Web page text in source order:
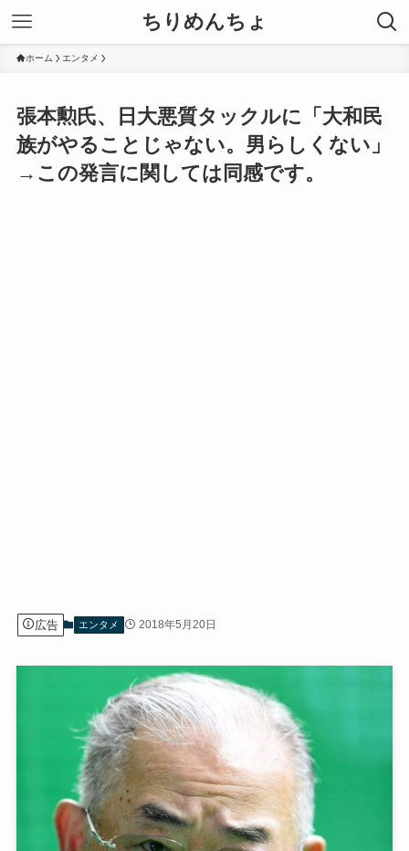
ちりめんちょ
ホーム エンタメ
張本勲氏、日大悪質タックルに「大和民
族がやることじゃない。男らしくない」
→この発言に関しては同感です。
広告 エンタメ 2018年5月20日